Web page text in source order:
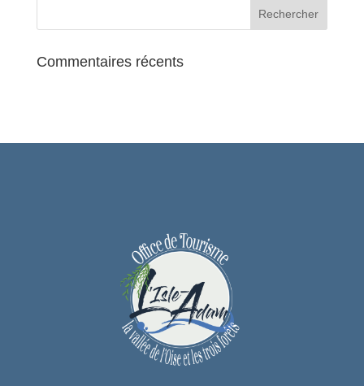
Commentaires récents